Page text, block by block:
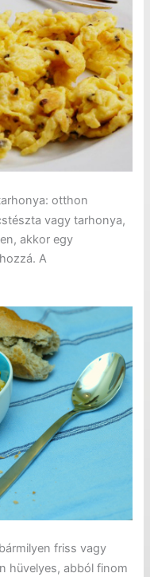
otthon
vagy tarhonya,
akkor egy
A
friss vagy
hüvelyes, abból finom